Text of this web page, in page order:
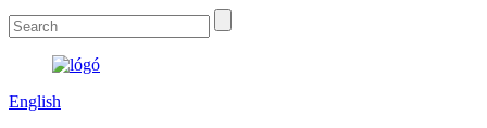
English